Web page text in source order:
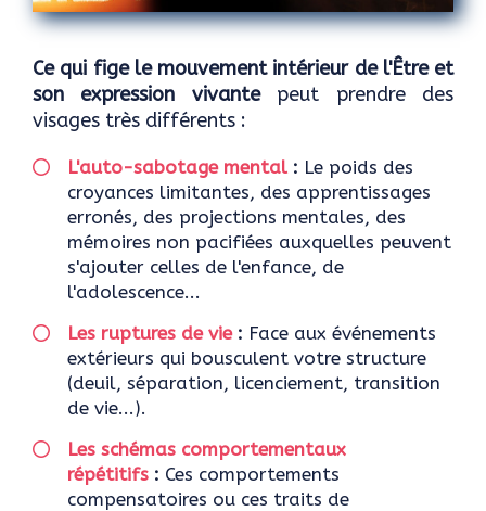
Ce qui fige le mouvement intérieur de l'Être et
son expression vivantepeut prendre des
visages très différents :
L'auto-sabotage mental : Le poids des
croyances limitantes, des apprentissages
erronés, des projections mentales, des
mémoires non pacifiées auxquelles peuvent
s'ajouter celles de l'enfance, de
l'adolescence...
Les ruptures de vie : Face aux événements
extérieurs qui bousculent votre structure
(deuil, séparation, licenciement, transition
de vie...).
Les schémas comportementaux
répétitifs : Ces comportements
compensatoires ou ces traits de